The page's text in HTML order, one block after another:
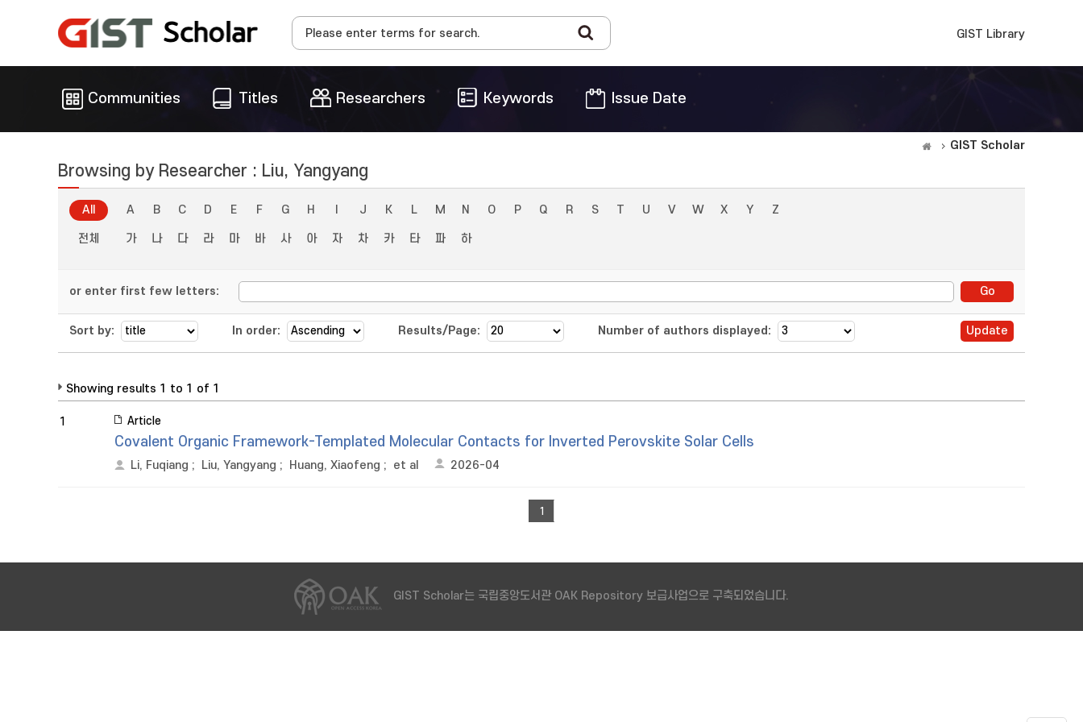
GIST Library
Communities Titles Researchers Keywords Issue Date
GIST Scholar
Browsing by Researcher : Liu, Yangyang
All A B C D E F G H J K L M N O P Q R S T U V W X Y Z
전체 가 나 다 라 마 바 사 아 자 차 카 타 파 하
or enter first few letters:
Sort by: In order: Results/Page: Number of authors displayed:
Showing results 1 to 1 of 1
1 Article
Covalent Organic Framework-Templated Molecular Contacts for Inverted Perovskite Solar Cells
Li, Fuqiang ; Liu, Yangyang ; Huang, Xiaofeng ; et al 2026-04
1
GIST Scholar는 국립중앙도서관 OAK Repository 보급사업으로 구축되었습니다.